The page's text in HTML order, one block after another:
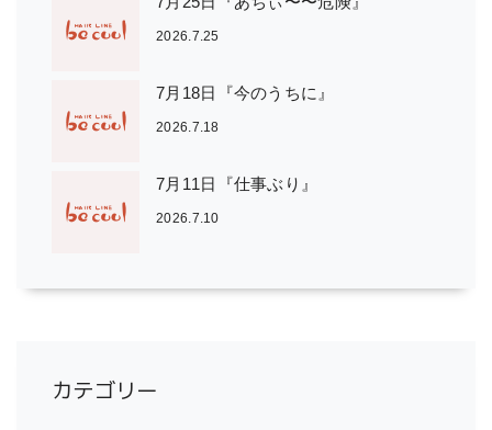
2026.7.25
7月18日『今のうちに』
2026.7.18
7月11日『仕事ぶり』
2026.7.10
カテゴリー